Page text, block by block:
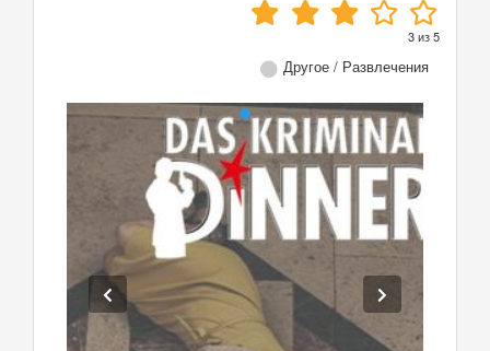
3из5
Другое / Развлечения